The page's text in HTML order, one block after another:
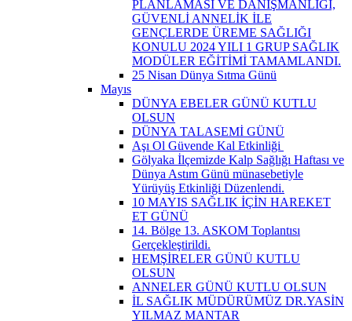
PLANLAMASI VE DANIŞMANLIĞI,
GÜVENLİ ANNELİK İLE
GENÇLERDE ÜREME SAĞLIĞI
KONULU 2024 YILI 1 GRUP SAĞLIK
MODÜLER EĞİTİMİ TAMAMLANDI.
25 Nisan Dünya Sıtma Günü
Mayıs
DÜNYA EBELER GÜNÜ KUTLU
OLSUN
DÜNYA TALASEMİ GÜNÜ
Aşı Ol Güvende Kal Etkinliği ​
Gölyaka İlçemizde Kalp Sağlığı Haftası ve
Dünya Astım Günü münasebetiyle
Yürüyüş Etkinliği Düzenlendi.
10 MAYIS SAĞLIK İÇİN HAREKET
ET GÜNÜ
14. Bölge 13. ASKOM Toplantısı
Gerçekleştirildi.
HEMŞİRELER GÜNÜ KUTLU
OLSUN
ANNELER GÜNÜ KUTLU OLSUN
İL SAĞLIK MÜDÜRÜMÜZ DR.YASİN
YILMAZ MANTAR